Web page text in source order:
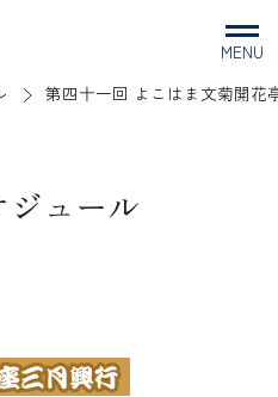
MENU
第四十一回 よこはま文菊開花
ュール